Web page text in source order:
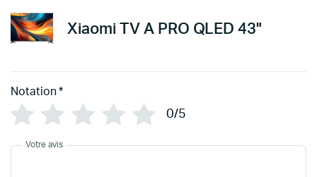
Xiaomi TV A PRO QLED 43"
Notation *
0/5
Votre avis